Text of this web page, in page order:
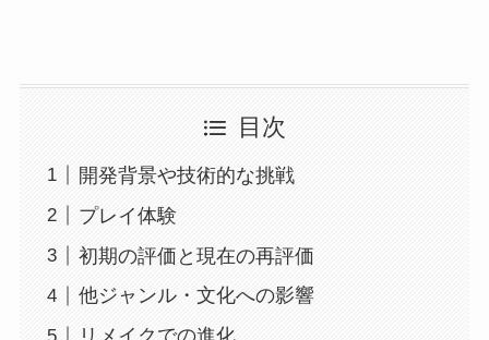
目次
開発背景や技術的な挑戦
プレイ体験
初期の評価と現在の再評価
他ジャンル・文化への影響